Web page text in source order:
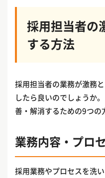
採用担当者の
する方法
採用担当者の業務が激務
したら良いのでしょうか
善・解消するための9つの
業務内容・プロ
採用業務やプロセスを洗